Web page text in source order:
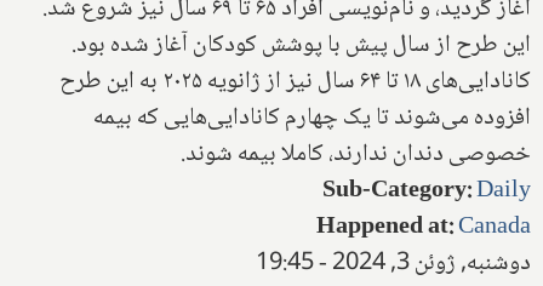
آغاز گردید، و نام‌نویسی افراد ۶۵ تا ۶۹ سال نیز شروع شد.
این طرح از سال پیش با پوشش کودکان آغاز شده بود.
کانادایی‌های ۱۸ تا ۶۴ سال نیز از ژانویه ۲۰۲۵ به این طرح
افزوده می‌شوند تا یک چهارم کانادایی‌هایی که بیمه
خصوصی دندان ندارند، کاملا بیمه شوند.
Sub-Category:Daily
Happened at:Canada
دوشنبه, ژوئن 3, 2024 - 19:45